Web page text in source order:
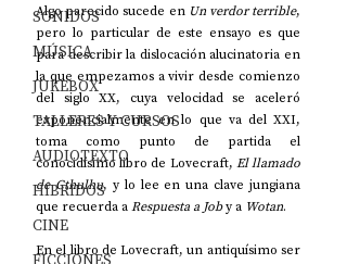
SONIDOS
MÚSICA
JUKEBOX
TALLERES Y CURSOS
AUDIOTEXTO
HÍBRIDOS
CINE
FICCIONES
Algo parecido sucede en Un verdor terrible,
pero lo particular de este ensayo es que
para describir la dislocación alucinatoria en
la que empezamos a vivir desde comienzo
del siglo XX, cuya velocidad se aceleró
exponencialmente en lo que va del XXI,
toma como punto de partida el
conocidísimo libro de Lovecraft, El llamado
de Cthulhu, y lo lee en una clave jungiana
que recuerda a Respuesta a Job y a Wotan.
En el libro de Lovecraft, un antiquísimo ser